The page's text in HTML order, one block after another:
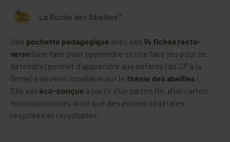
La Ruche des Abeilles®
Une pochette pédagogique avec ses 14 fiches recto-
verso (une face pour apprendre et une face jeu pour se
détendre) permet d'apprendre aux enfants (du CP à la
6ème) à devenir incollable sur le thème des abeilles !
Elle est éco-conçue à partir d'un carton fin, d'un carton
microcannelures ainsi que des encres végétales
recyclées et recyclables.